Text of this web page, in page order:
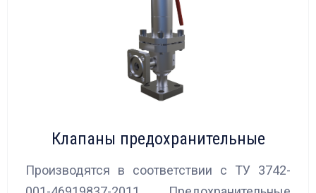
Клапаны предохранительные
Производятся в соответствии с ТУ 3742-